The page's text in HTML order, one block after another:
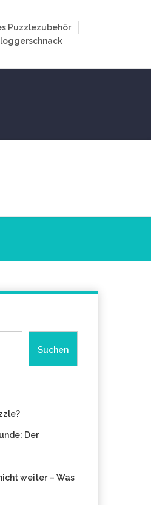
Puzzlezubehör
Suchen
Der
weiter – Was